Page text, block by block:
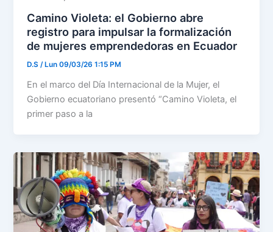
Camino Violeta: el Gobierno abre
registro para impulsar la formalización
de mujeres emprendedoras en Ecuador
D.S/ Lun 09/03/26 1:15 PM
En el marco del Día Internacional de la Mujer, el
Gobierno ecuatoriano presentó “Camino Violeta, el
primer paso a la